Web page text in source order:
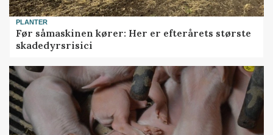
PLANTER
Før såmaskinen kører: Her er efterårets største
skadedyrsrisici